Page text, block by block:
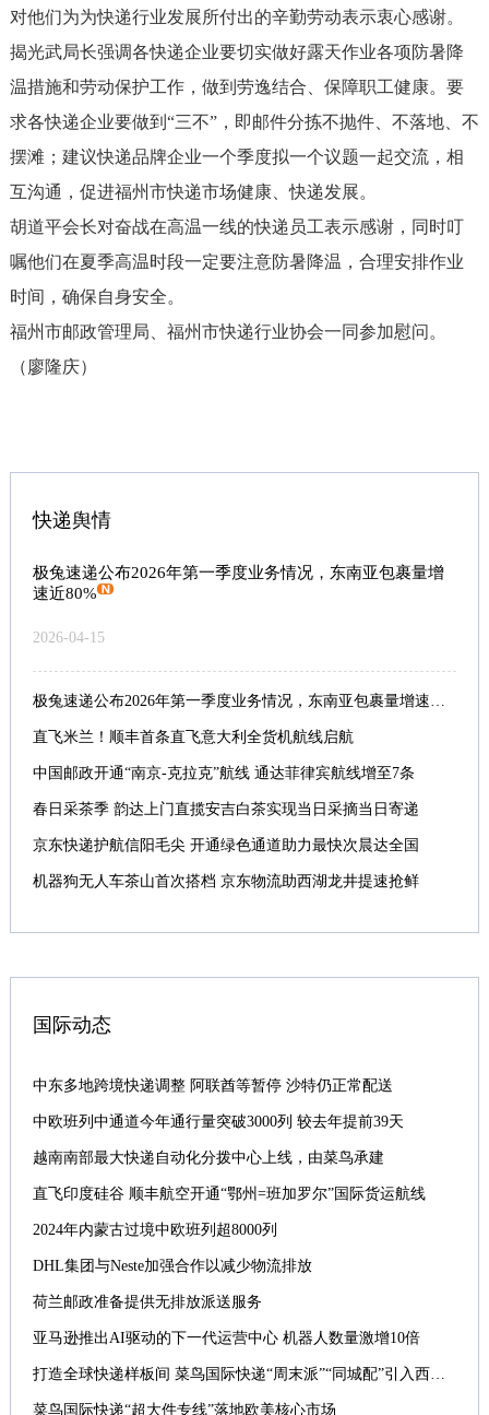
对他们为为快递行业发展所付出的辛勤劳动表示衷心感谢。
揭光武局长强调各快递企业要切实做好露天作业各项防暑降
温措施和劳动保护工作，做到劳逸结合、保障职工健康。要
求各快递企业要做到“三不”，即邮件分拣不抛件、不落地、不
摆滩；建议快递品牌企业一个季度拟一个议题一起交流，相
互沟通，促进福州市快递市场健康、快递发展。
胡道平会长对奋战在高温一线的快递员工表示感谢，同时叮
嘱他们在夏季高温时段一定要注意防暑降温，合理安排作业
时间，确保自身安全。
福州市邮政管理局、福州市快递行业协会一同参加慰问。
（廖隆庆）
快递舆情
极兔速递公布2026年第一季度业务情况，东南亚包裹量增
速近80%
2026-04-15
极兔速递公布2026年第一季度业务情况，东南亚包裹量增速近80%
直飞米兰！顺丰首条直飞意大利全货机航线启航
中国邮政开通“南京-克拉克”航线 通达菲律宾航线增至7条
春日采茶季 韵达上门直揽安吉白茶实现当日采摘当日寄递
京东快递护航信阳毛尖 开通绿色通道助力最快次晨达全国
机器狗无人车茶山首次搭档 京东物流助西湖龙井提速抢鲜
国际动态
中东多地跨境快递调整 阿联酋等暂停 沙特仍正常配送
中欧班列中通道今年通行量突破3000列 较去年提前39天
越南南部最大快递自动化分拨中心上线，由菜鸟承建
直飞印度硅谷 顺丰航空开通“鄂州=班加罗尔”国际货运航线
2024年内蒙古过境中欧班列超8000列
DHL集团与Neste加强合作以减少物流排放
荷兰邮政准备提供无排放派送服务
亚马逊推出AI驱动的下一代运营中心 机器人数量激增10倍
打造全球快递样板间 菜鸟国际快递“周末派”“同城配”引入西班牙
菜鸟国际快递“超大件专线”落地欧美核心市场